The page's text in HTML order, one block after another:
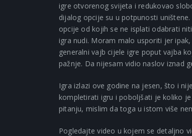
igre otvorenog svijeta i redukovao
dijalog opcije su u potpunosti
opcije od kojih se ne isplati odabrati
igra nudi. Moram malo usporiti jer
generalni vajb cijele igre poput vajba
pažnje. Da nijesam vidio naslov iznad
Igra izlazi ove godine na jesen, što i
kompletirati igru i poboljšati je koliko
pitanju, mislim da toga u istom više
Pogledajte video u kojem se detaljno